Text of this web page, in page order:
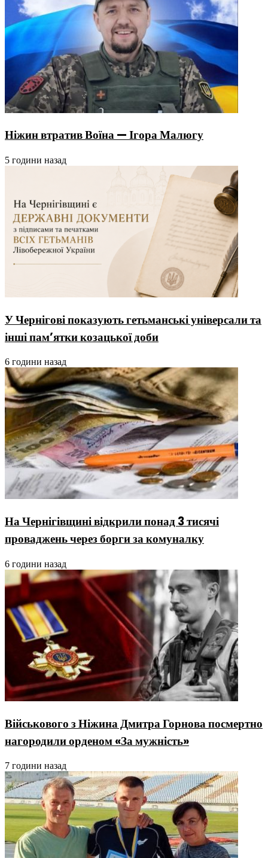
Ніжин втратив Воїна — Ігора Малюгу
5 години назад
У Чернігові показують гетьманські універсали та
інші пам’ятки козацької доби
6 години назад
На Чернігівщині відкрили понад 3 тисячі
проваджень через борги за комуналку
6 години назад
Військового з Ніжина Дмитра Горнова посмертно
нагородили орденом «За мужність»
7 години назад